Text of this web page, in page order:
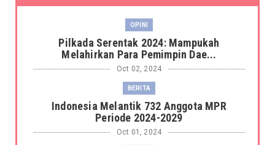
OPINI
Pilkada Serentak 2024: Mampukah
Melahirkan Para Pemimpin Dae...
Oct 02, 2024
BERITA
Indonesia Melantik 732 Anggota MPR
Periode 2024-2029
Oct 01, 2024